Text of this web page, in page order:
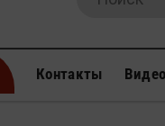
Контакты